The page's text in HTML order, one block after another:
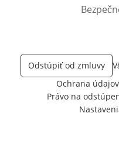
Odstúpiť od zmluvy
Ochrana údajov
Právo na